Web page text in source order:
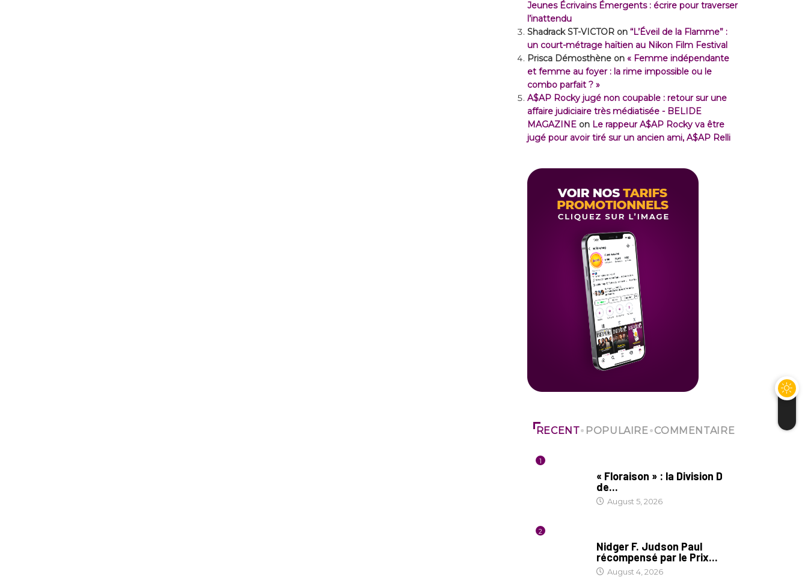
Jeunes Écrivains Émergents : écrire pour traverser
l’inattendu
Shadrack ST-VICTOR on “L’Éveil de la Flamme” :
un court-métrage haïtien au Nikon Film Festival
Prisca Démosthène on « Femme indépendante
et femme au foyer : la rime impossible ou le
combo parfait ? »
A$AP Rocky jugé non coupable : retour sur une
affaire judiciaire très médiatisée - BELIDE
MAGAZINE on Le rappeur A$AP Rocky va être
jugé pour avoir tiré sur un ancien ami, A$AP Relli
RECENT POPULAIRE COMMENTAIRE
1
« Floraison » : la Division D
de...
August 5, 2026
2
Nidger F. Judson Paul
récompensé par le Prix...
August 4, 2026